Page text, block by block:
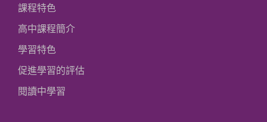
課程特色
高中課程簡介
學習特色
促進學習的評估
閱讀中學習